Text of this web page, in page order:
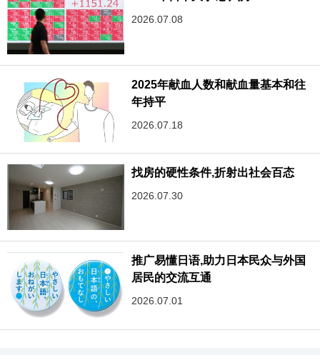
2026.07.08
2025年献血人数和献血量基本和往
年持平
2026.07.18
找房的硬性条件,折射出社会百态
2026.07.30
推广易懂日语,助力日本民众与外国
居民的交流互通
2026.07.01